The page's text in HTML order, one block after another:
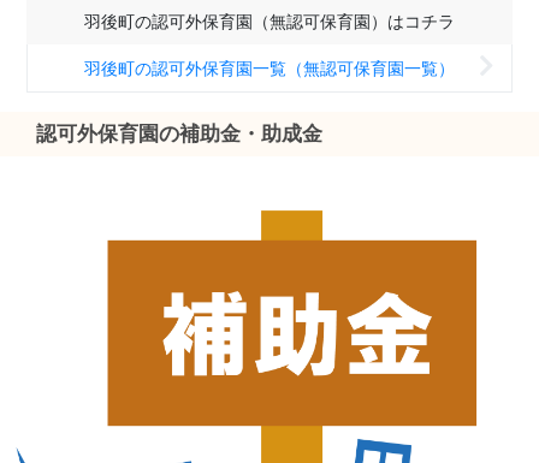
羽後町の認可外保育園（無認可保育園）はコチラ
羽後町の認可外保育園一覧（無認可保育園一覧）
認可外保育園の補助金・助成金